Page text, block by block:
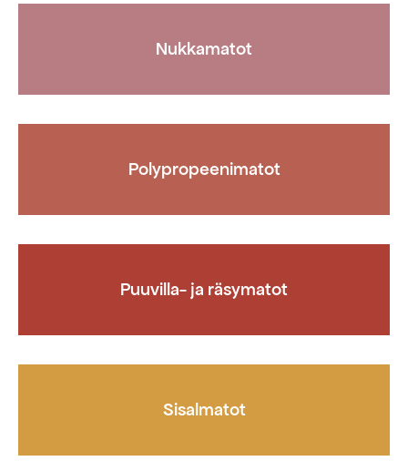
Nukkamatot
Polypropeenimatot
Puuvilla- ja räsymatot
Sisalmatot